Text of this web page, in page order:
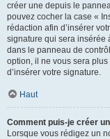
créer une depuis le
pouvez cocher la case «
rédaction afin d’insérer
signature qui sera insérée
dans le panneau de
option, il ne vous sera
d’insérer votre signature.
Haut
Comment puis-je créer
Lorsque vous rédigez un